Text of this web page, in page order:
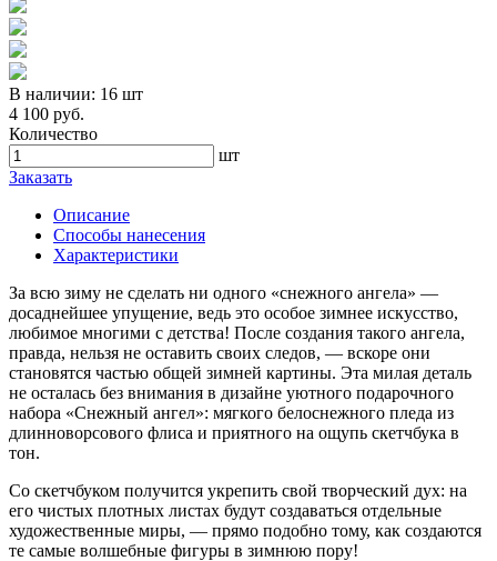
В наличии: 16 шт
4 100 руб.
Количество
шт
Заказать
Описание
Способы нанесения
Характеристики
За всю зиму не сделать ни одного «снежного ангела» —
досаднейшее упущение, ведь это особое зимнее искусство,
любимое многими с детства! После создания такого ангела,
правда, нельзя не оставить своих следов, — вскоре они
становятся частью общей зимней картины. Эта милая деталь
не осталась без внимания в дизайне уютного подарочного
набора «Снежный ангел»: мягкого белоснежного пледа из
длинноворсового флиса и приятного на ощупь скетчбука в
тон.
Со скетчбуком получится укрепить свой творческий дух: на
его чистых плотных листах будут создаваться отдельные
художественные миры, — прямо подобно тому, как создаются
те самые волшебные фигуры в зимнюю пору!